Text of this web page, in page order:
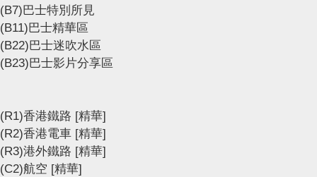
(B7)巴士特別所見
(B11)巴士精華區
(B22)巴士迷吹水區
(B23)巴士影片分享區
(R1)香港鐵路 [精華]
(R2)香港電車 [精華]
(R3)港外鐵路 [精華]
(C2)航空 [精華]